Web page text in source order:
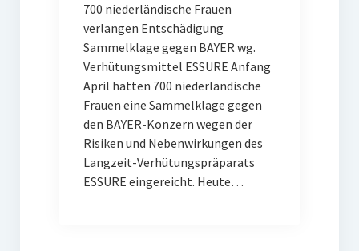
700 niederländische Frauen
verlangen Entschädigung
Sammelklage gegen BAYER wg.
Verhütungsmittel ESSURE Anfang
April hatten 700 niederländische
Frauen eine Sammelklage gegen
den BAYER-Konzern wegen der
Risiken und Nebenwirkungen des
Langzeit-Verhütungspräparats
ESSURE eingereicht. Heute…